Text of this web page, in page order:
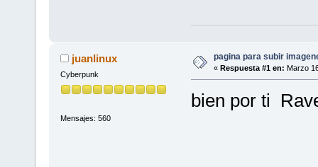
juanlinux
Cyberpunk
Mensajes: 560
pagina para subir
« Respuesta #1 en: Marzo
bien por ti